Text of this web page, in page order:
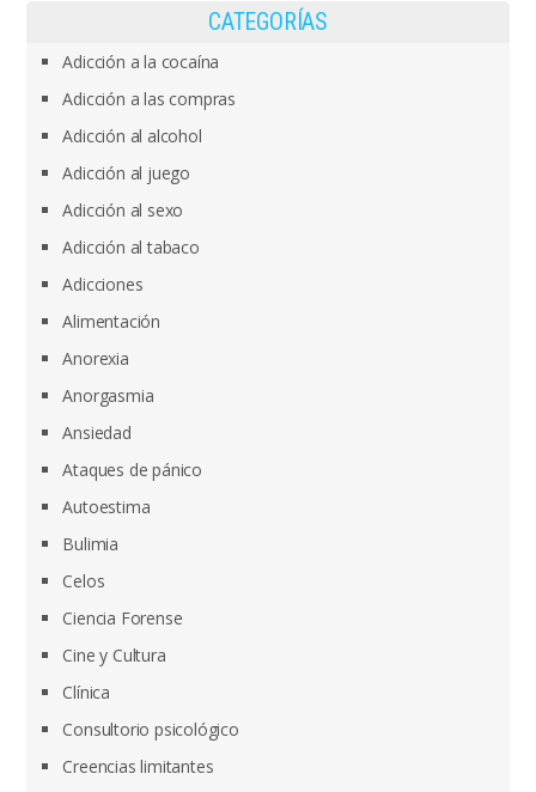
CATEGORÍAS
Adicción a la cocaína
Adicción a las compras
Adicción al alcohol
Adicción al juego
Adicción al sexo
Adicción al tabaco
Adicciones
Alimentación
Anorexia
Anorgasmia
Ansiedad
Ataques de pánico
Autoestima
Bulimia
Celos
Ciencia Forense
Cine y Cultura
Clínica
Consultorio psicológico
Creencias limitantes